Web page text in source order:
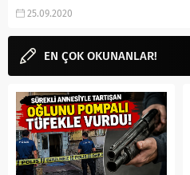
cast, yorumları, incelemesi,
Netflix filmi, gibi...
25.09.2020
EN ÇOK OKUNANLAR!